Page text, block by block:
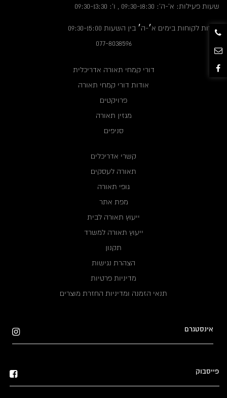
שעות פעילות: א'-ה': 09:30-18:30 , ו': 09:30-13:30
שירות לקוחות בימים א׳-ה׳ בין השעות 09:30-15:00
077-8038596
דורי קמחי תאורה אדריכלית
אודות דורי קמחי תאורה
פרויקטים
מגזין תאורה
סניפים
קשרי אדריכלים
תאורה לעסקים
גופי תאורה
מפת אתר
ייעוץ תאורה לבית
ייעוץ תאורה למשרד
תקנון
הצהרת נגישות
מדיניות פרטיות
תנאי הזמנה ומדיניות החזרת מוצרים
אינסטגרם
פייסבוק